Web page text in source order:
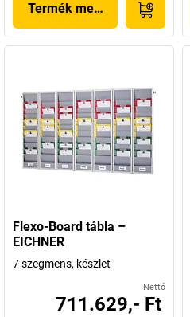
Termék megjelenítése
Flexo-Board tábla –
EICHNER
7 szegmens, készlet
Nettó
711.629,- Ft